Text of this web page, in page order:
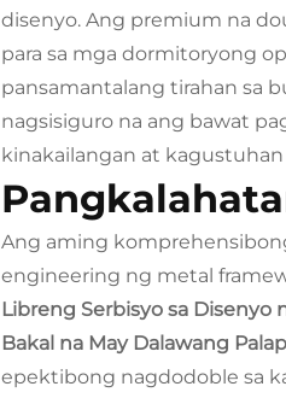
disenyo. Ang premium na
para sa mga dormitoryong
pansamantalang tirahan sa
nagsisiguro na ang bawat
kinakailangan at kagustuhan
Ang aming
engineering ng metal
Libreng Serbisyo sa Disenyo
Bakal na May Dalawang
epektibong nagdodoble sa